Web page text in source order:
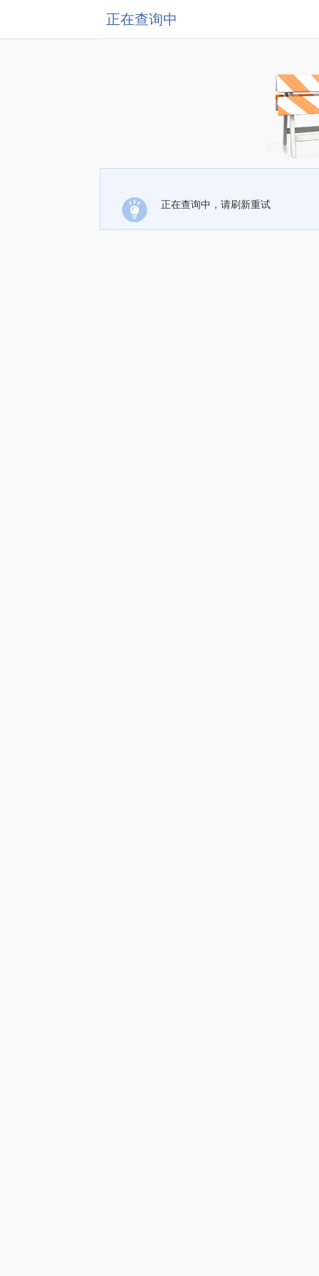
正在查询中
正在查询中，请刷新重试